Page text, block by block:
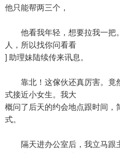
他只能帮两三个，
他看我年轻，想要拉我一把
人，所以找你问看看
] 助理妹陆续传来讯息。
靠北！这傢伙还真厉害。竟
式接近小女生。我大
概问了后天的约会地点跟时间，
式。
隔天进办公室后，我立马跟